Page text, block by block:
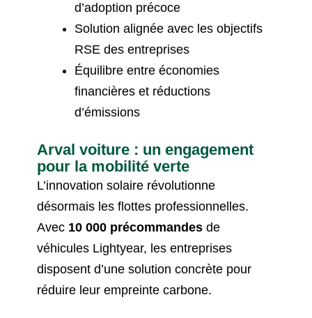
d’adoption précoce
Solution alignée avec les objectifs
RSE des entreprises
Équilibre entre économies
financières et réductions
d’émissions
Arval voiture : un engagement
pour la mobilité verte
L’innovation solaire révolutionne
désormais les flottes professionnelles.
Avec 10 000 précommandes de
véhicules Lightyear, les entreprises
disposent d’une solution concrète pour
réduire leur empreinte carbone.